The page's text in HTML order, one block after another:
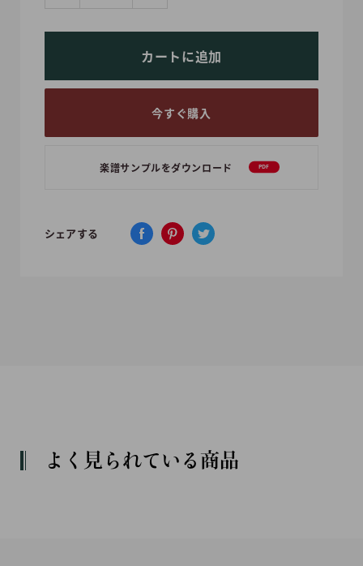
カートに追加
今すぐ購入
楽譜サンプルをダウンロード PDF
シェアする
よく見られている商品